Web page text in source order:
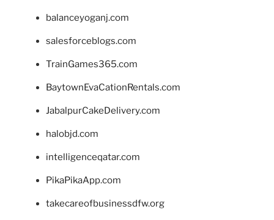
balanceyoganj.com
salesforceblogs.com
TrainGames365.com
BaytownEvaCationRentals.com
JabalpurCakeDelivery.com
halobjd.com
intelligenceqatar.com
PikaPikaApp.com
takecareofbusinessdfw.org